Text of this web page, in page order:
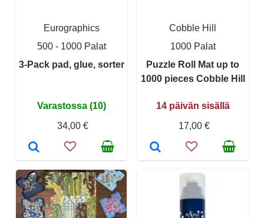
Eurographics
500 - 1000 Palat
3-Pack pad, glue, sorter
Varastossa (10)
34,00 €
Cobble Hill
1000 Palat
Puzzle Roll Mat up to
1000 pieces Cobble Hill
14 päivän sisällä
17,00 €